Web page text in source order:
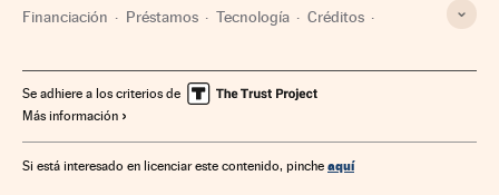
Financiación Préstamos Tecnología Créditos
Se adhiere a los criterios de
Más información
Si está interesado en licenciar este contenido, pinche aquí